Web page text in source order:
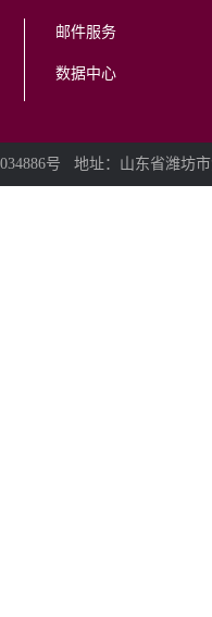
邮件服务
数据中心
号 地址：山东省潍坊